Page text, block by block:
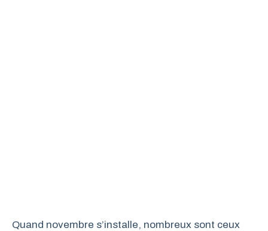
Quand novembre s’installe, nombreux sont ceux